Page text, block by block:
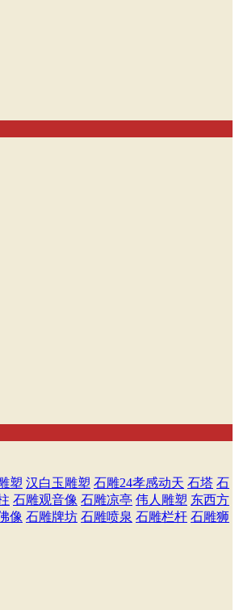
塑 汉白玉雕塑 石雕24孝感动天 石塔 石
石雕观音像 石雕凉亭 伟人雕塑 东西方
像 石雕牌坊 石雕喷泉 石雕栏杆 石雕狮